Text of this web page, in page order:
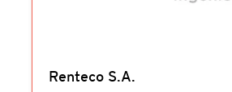
Renteco S.A.